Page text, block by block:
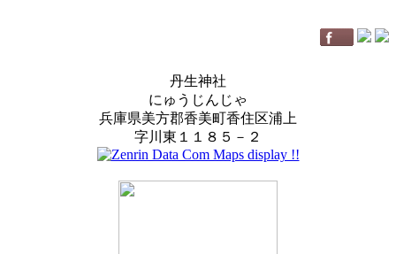
丹生神社
にゅうじんじゃ
兵庫県美方郡香美町香住区浦上
字川東１１８５－２